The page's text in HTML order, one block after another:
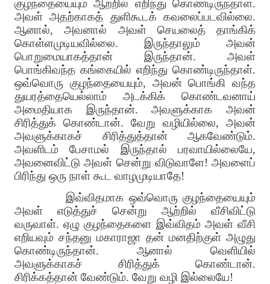
குழந்தையையும் ஆற்றில் எறிந்து கொண்டிருந்தாள்.
அவள் அதற்காகத் துளிகூடக் கவலைப்படவில்லை.
ஆனால், அவனால் அவள் செயலைத் தாங்கிக்
கொள்ளமுடியவில்லை. இருந்தாலும் அவன்
பொறுமையாகத்தான் இருந்தான். அவள்
பொங்கிவந்த கங்கையில் எறிந்து கொண்டிருந்தாள்.
ஒவ்வொரு குழந்தையையும், அவன் பொங்கி வந்த
துயரத்தையெல்லாம் அடக்கிக் கொண்டவனாய்
அமைதியாக இருந்தான். அவளுக்காக அவன்
சிரித்துக் கொண்டான். வேறு வழியில்லை, அவன்
அவளுக்காகச் சிரித்துத்தான் ஆகவேண்டும்.
அவளிடம் பேசாமல் இருந்தால் பரவாயில்லையே,
அவனைவிட்டு அவள் சென்று விடுவாளே! அவளைப்
பிரிந்து ஒரு நாள் கூட வாழமுடியாதே!
இவ்விதமாக ஒவ்வொரு குழந்தையையும்
அவள் எடுத்துச் சென்று ஆற்றில் வீசிவிட்டு
வருவாள். ஏழு குழந்தைகளை இவ்விதம் அவள் வீசி
எறியவும் சந்தனு மகாராஜா தன் மனதிற்குள் அழுது
கொண்டிருந்தான். ஆனால் வெளியில்
அவளுக்காகச் சிரித்துக் கொண்டான்.
சிரிக்கத்தான் வேண்டும். வேறு வழி இல்லையே!